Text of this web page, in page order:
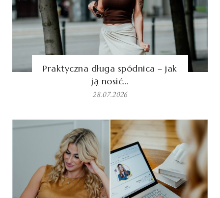
Praktyczna długa spódnica – jak
ją nosić…
28.07.2026